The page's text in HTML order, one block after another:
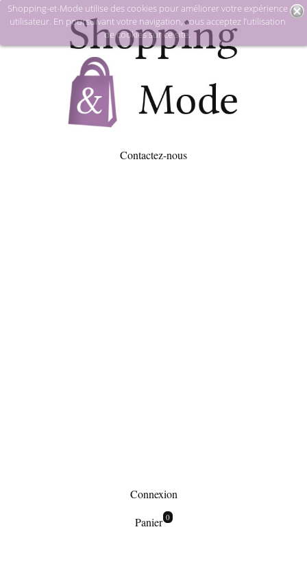
Contactez-nous
Connexion
Panier 0
Shopping-et-Mode utilise des cookies pour améliorer votre expérience
utilisateur. En poursuivant votre navigation, vous acceptez l’utilisation
de cookies sur ce site.